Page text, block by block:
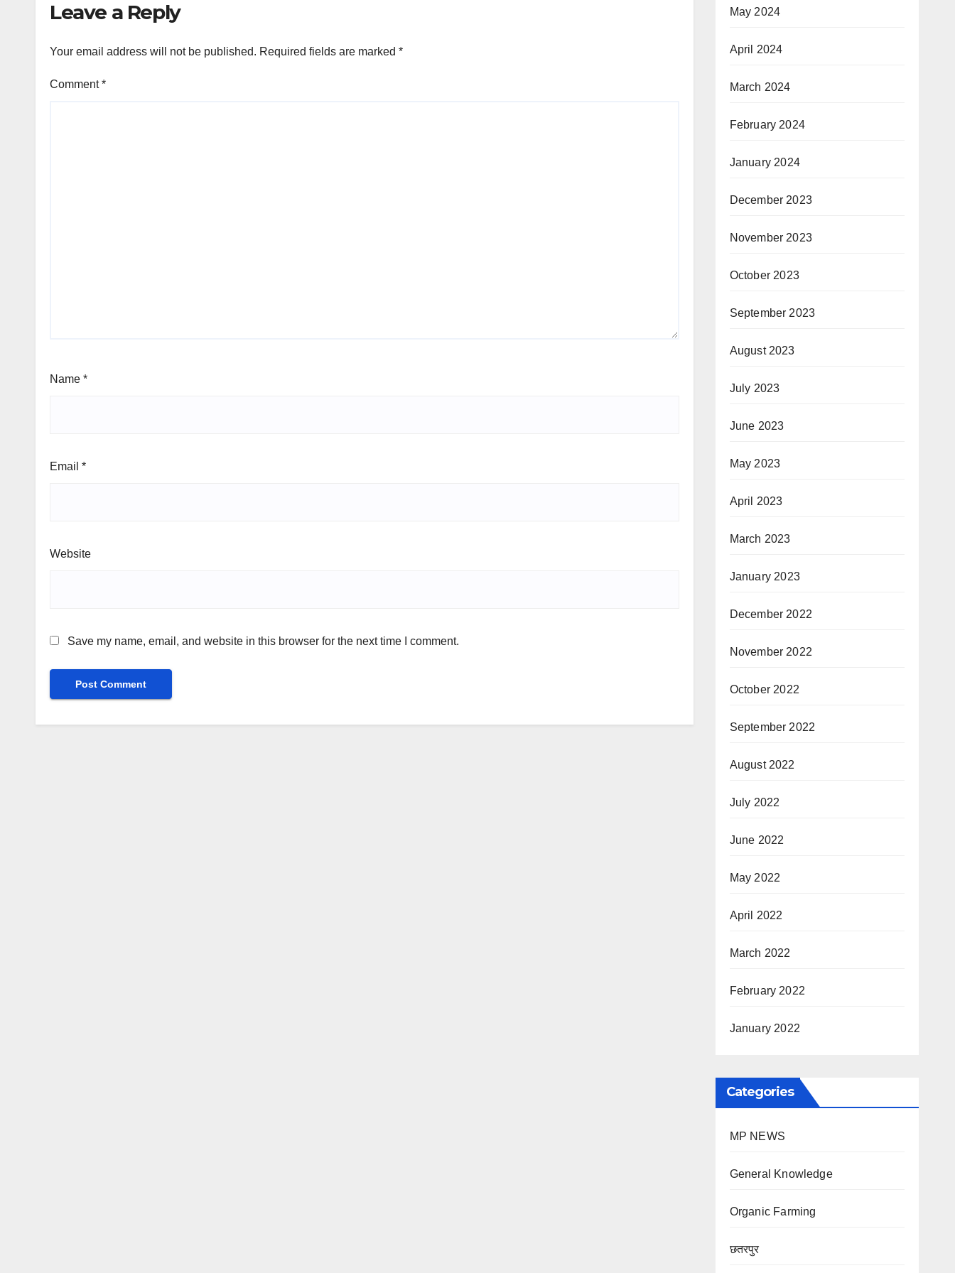
Leave a Reply
Your email address will not be published. Required fields are marked *
Comment*
Name *
Email *
Website
Save my name, email, and website in this browser for the next time I comment.
May 2024
April 2024
March 2024
February 2024
January 2024
December 2023
November 2023
October 2023
September 2023
August 2023
July 2023
June 2023
May 2023
April 2023
March 2023
January 2023
December 2022
November 2022
October 2022
September 2022
August 2022
July 2022
June 2022
May 2022
April 2022
March 2022
February 2022
January 2022
Categories
MP NEWS
General Knowledge
Organic Farming
छतरपुर